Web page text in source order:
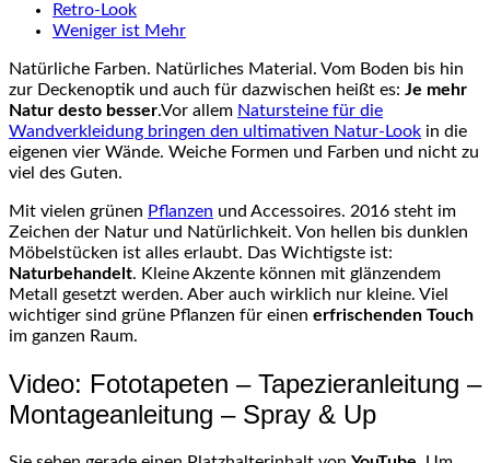
Retro-Look
Weniger ist Mehr
Natürliche Farben. Natürliches Material. Vom Boden bis hin
zur Deckenoptik und auch für dazwischen heißt es: Je mehr
Natur desto besser.Vor allem Natursteine für die
Wandverkleidung bringen den ultimativen Natur-Look in die
eigenen vier Wände. Weiche Formen und Farben und nicht zu
viel des Guten.
Mit vielen grünen Pflanzen und Accessoires. 2016 steht im
Zeichen der Natur und Natürlichkeit. Von hellen bis dunklen
Möbelstücken ist alles erlaubt. Das Wichtigste ist:
Naturbehandelt. Kleine Akzente können mit glänzendem
Metall gesetzt werden. Aber auch wirklich nur kleine. Viel
wichtiger sind grüne Pflanzen für einen erfrischenden Touch
im ganzen Raum.
Video: Fototapeten – Tapezieranleitung –
Montageanleitung – Spray & Up